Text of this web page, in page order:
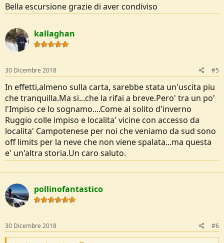
Bella escursione grazie di aver condiviso
kallaghan
30 Dicembre 2018 #5
In effetti,almeno sulla carta, sarebbe stata un'uscita piu
che tranquilla.Ma si...che la rifai a breve.Pero' tra un po'
l'Impiso ce lo sognamo....Come al solito d'inverno
Ruggio colle impiso e localita' vicine con accesso da
localita' Campotenese per noi che veniamo da sud sono
off limits per la neve che non viene spalata...ma questa
e' un'altra storia.Un caro saluto.
pollinofantastico
30 Dicembre 2018 #6